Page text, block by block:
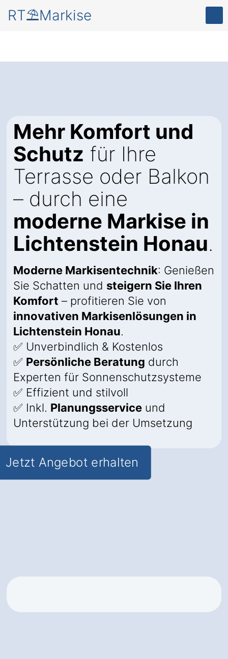
RT⛱️Markise
Mehr Komfort und
Schutz für Ihre
Terrasse oder Balkon
– durch eine
moderne Markise in
Lichtenstein Honau.
Moderne Markisentechnik: Genießen
Sie Schatten und steigern Sie Ihren
Komfort – profitieren Sie von
innovativen Markisenlösungen in
Lichtenstein Honau.
✅ Unverbindlich & Kostenlos
✅ Persönliche Beratung durch
Experten für Sonnenschutzsysteme
✅ Effizient und stilvoll
✅ Inkl. Planungsservice und
Unterstützung bei der Umsetzung
Jetzt Angebot erhalten